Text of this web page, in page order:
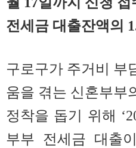
전세금 대출잔액의
구로구가 주거비 부
움을 겪는 신혼부부
정착을 돕기 위해
부부 전세금 대출